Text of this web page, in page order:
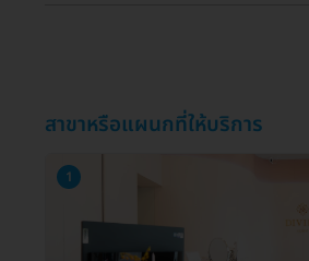
สาขาหรือแผนกที่ให้บริการ
1